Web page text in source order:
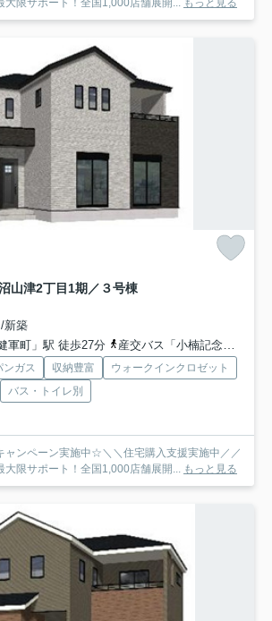
大限サポート！全国1,000店舗展開... もっと見る
山津2丁目1期／３号棟
新築
軍町」駅 徒歩27分
産交バス「小楠記念館入口」バス停下車 徒歩7分
ンガス 収納豊富
ウォークインクロゼット
バス・トイレ別
ンペーン実施中☆＼＼住宅購入支援実施中／／
大限サポート！全国1,000店舗展開... もっと見る